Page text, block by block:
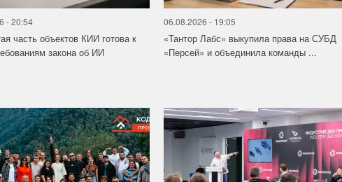
- 20:54
часть объектов КИИ готова к
закона об ИИ
06.08.2026 - 19:05
«Тантор Лабс» выкупила права на СУБД
«Персей» и объединила команды ...